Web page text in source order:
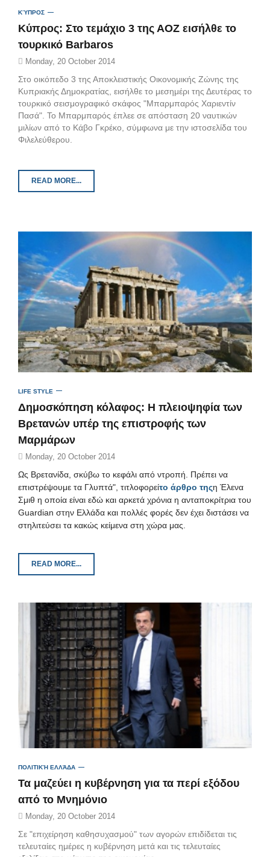
ΚΎΠΡΟΣ
Κύπρος: Στο τεμάχιο 3 της ΑΟΖ εισήλθε το
τουρκικό Barbaros
Monday, 20 October 2014
Στο οικόπεδο 3 της Αποκλειστικής Οικονομικής Ζώνης της
Κυπριακής Δημοκρατίας, εισήλθε το μεσημέρι της Δευτέρας το
τουρκικό σεισμογραφικό σκάφος "Μπαρμπαρός Χαριεντίν
Πασά". Το Μπαρμπαρός έπλεε σε απόσταση 20 ναυτικών
μιλίων από το Κάβο Γκρέκο, σύμφωνα με την ιστοσελίδα του
Φιλελεύθερου.
READ MORE...
LIFE STYLE
Δημοσκόπηση κόλαφος: Η πλειοψηφία των
Βρετανών υπέρ της επιστροφής των
Mαρμάρων
Monday, 20 October 2014
Ως Βρετανίδα, σκύβω το κεφάλι από ντροπή. Πρέπει να
επιστρέψουμε τα Γλυπτά", τιτλοφορείτο άρθρο τηςη Έλενα
Σμιθ η οποία είναι εδώ και αρκετά χρόνια η ανταποκρίτρια του
Guardian στην Ελλάδα και πολλές φορές δεν έχει διστάσει να
στηλιτεύσει τα κακώς κείμενα στη χώρα μας.
READ MORE...
ΠΟΛΙΤΙΚΉ ΕΛΛΆΔΑ
Τα μαζεύει η κυβέρνηση για τα περί εξόδου
από το Μνημόνιο
Monday, 20 October 2014
Σε "επιχείρηση καθησυχασμού" των αγορών επιδίδεται τις
τελευταίες ημέρες η κυβέρνηση μετά και τις τελευταίες